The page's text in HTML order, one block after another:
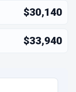
$30,140
$33,940